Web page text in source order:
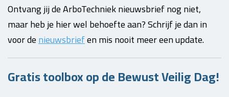
Ontvang jij de ArboTechniek nieuwsbrief nog niet,
maar heb je hier wel behoefte aan? Schrijf je dan in
voor denieuwsbriefen mis nooit meer een update.
Gratis toolbox op de Bewust Veilig Dag!